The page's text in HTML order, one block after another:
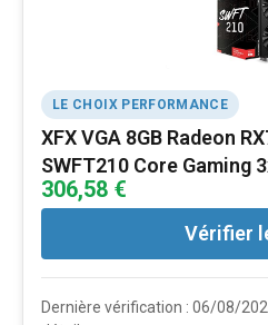
LE CHOIX PERFORMANCE
XFX VGA 8GB Radeon
SWFT210 Core Gaming
306,58 €
Vérifier
Dernière vérification : 06/08/